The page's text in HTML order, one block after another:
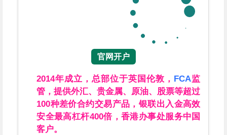
官网开户
2014年成立，总部位于英国伦敦， FCA监
管，提供外汇、贵金属、原油、股票等超过
100种差价合约交易产品，银联出入金高效
安全最高杠杆400倍，香港办事处服务中国
客户。